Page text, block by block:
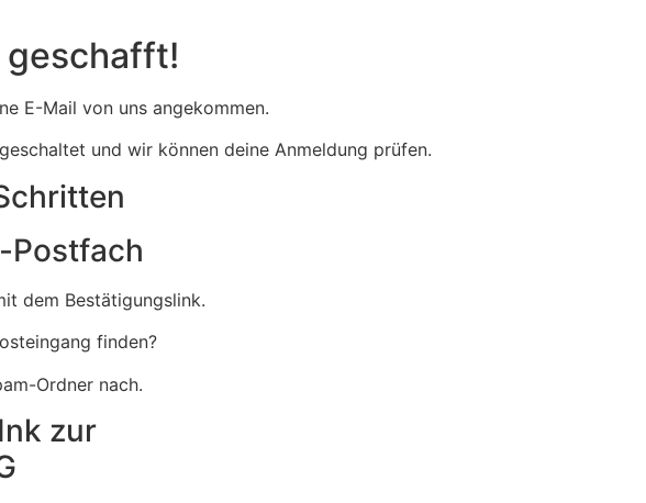
geschafft!
E-Mail von uns angekommen.
und wir können deine Anmeldung prüfen.
Postfach
dem Bestätigungslink.
finden?
Ordner nach.
zur